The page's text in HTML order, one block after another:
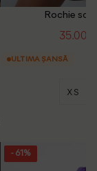
Rochie
35.00
ULTIMA ȘANSĂ
XS
- 61%